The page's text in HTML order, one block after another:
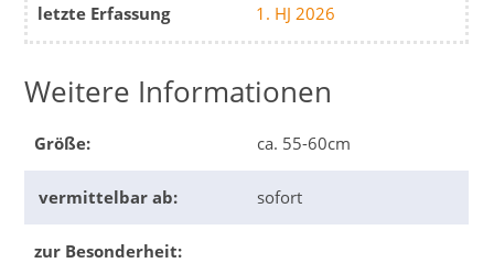
letzte Erfassung 1. HJ 2026
Weitere Informationen
Größe: ca. 55-60cm
vermittelbar ab: sofort
zur Besonderheit: